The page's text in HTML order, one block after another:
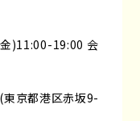
)11:00-19:00 会
(東京都港区赤坂9-